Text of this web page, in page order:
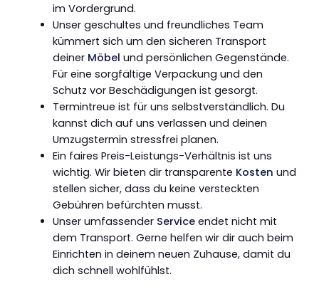
im Vordergrund.
Unser geschultes und freundliches Team
kümmert sich um den sicheren Transport
deiner Möbel und persönlichen Gegenstände.
Für eine sorgfältige Verpackung und den
Schutz vor Beschädigungen ist gesorgt.
Termintreue ist für uns selbstverständlich. Du
kannst dich auf uns verlassen und deinen
Umzugstermin stressfrei planen.
Ein faires Preis-Leistungs-Verhältnis ist uns
wichtig. Wir bieten dir transparente Kosten und
stellen sicher, dass du keine versteckten
Gebühren befürchten musst.
Unser umfassender Serviceendet nicht mit
dem Transport. Gerne helfen wir dir auch beim
Einrichten in deinem neuen Zuhause, damit du
dich schnell wohlfühlst.